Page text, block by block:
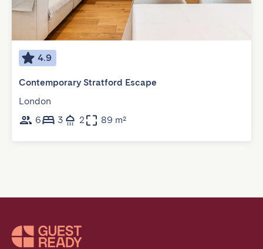
4.9
Contemporary Stratford Escape
London
6
3 2 89 m²